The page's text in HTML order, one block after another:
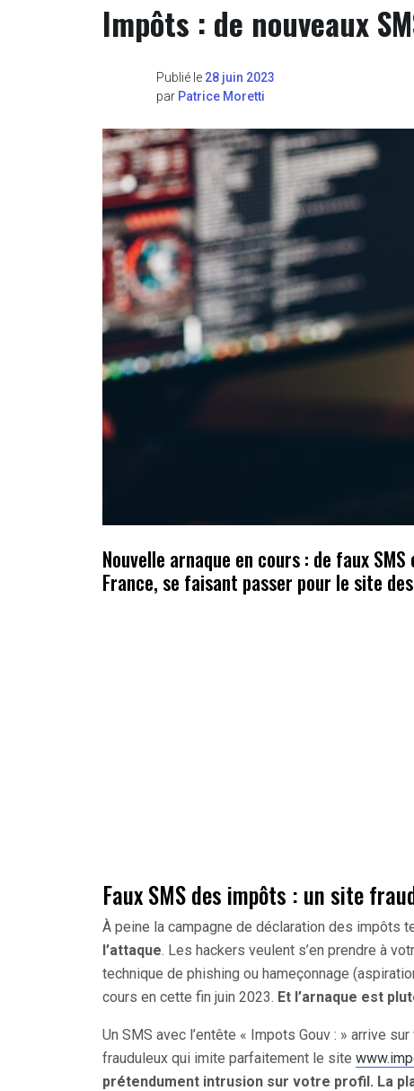
Impôts : de nouveaux
Publié le 28 juin 2023
par Patrice Moretti
Nouvelle arnaque en cours : de faux
France, se faisant passer pour le site
Faux SMS des impôts : un site
À peine la campagne de déclaration des impôts
l’attaque. Les hackers veulent s’en prendre à
technique de phishing ou hameçonnage
cours en cette fin juin 2023. Et l’arnaque est
Un SMS avec l’entête « Impots Gouv : » arrive
frauduleux qui imite parfaitement le site
prétendument intrusion sur votre profil. La